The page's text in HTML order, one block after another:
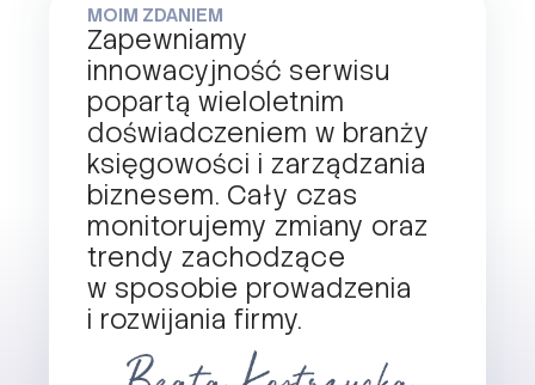
MOIM ZDANIEM
Zapewniamy
innowacyjność serwisu
popartą wieloletnim
doświadczeniem w branży
księgowości i zarządzania
biznesem. Cały czas
monitorujemy zmiany oraz
trendy zachodzące
w sposobie prowadzenia
i rozwijania firmy.